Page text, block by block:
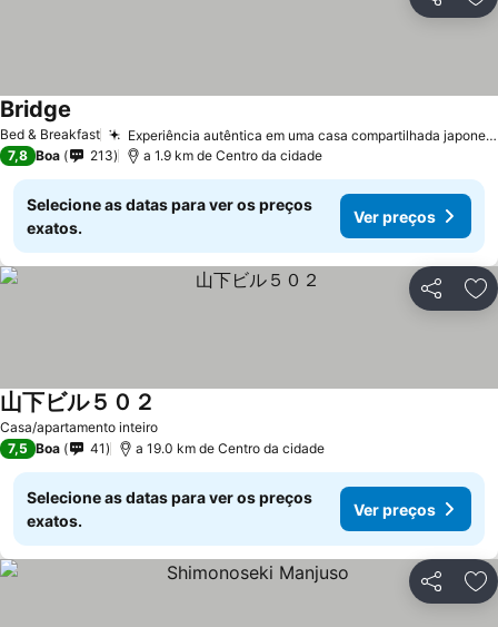
Partilhar
Bed & Breakfast Experiência autêntica em uma casa compartilhada japonesa
Bridge
7,8 Boa 213 a 1.9 km de Centro da cidade
Selecione as datas para ver os preços
exatos.
Ver preços
Partilhar
Casa/apartamento inteiro
山下ビル５０２
7,5 Boa 41 a 19.0 km de Centro da cidade
Selecione as datas para ver os preços
exatos.
Ver preços
Partilhar